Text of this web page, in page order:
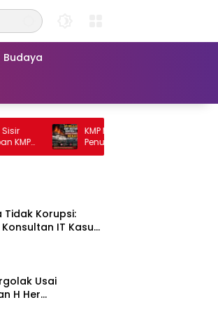
Budaya
KMP Mutiara Sentosa 2 Terbakar,
Penumpang Nekat Melompat ke Laut
Tidak Korupsi:
IT Kasus
22,5 Tahun
Usai
H Her
Faizal Assegaf